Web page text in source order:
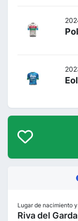
Lugar de nacimiento
Riva del